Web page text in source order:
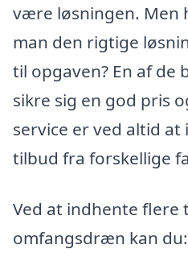
være løsningen. Men
man den rigtige
til opgaven? En af de
sikre sig en god pris
service er ved altid
tilbud fra forskellige
Ved at indhente flere
omfangsdræn kan du: